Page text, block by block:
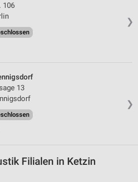
❯
106
❯
13
Filialen in Ketzin